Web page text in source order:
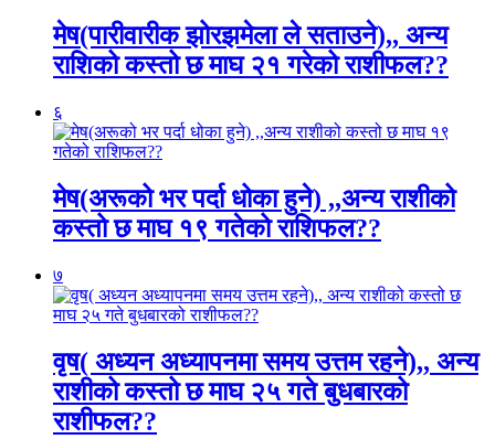
मेष(पारीवारीक झोरझमेला ले सताउने),, अन्य
राशिको कस्तो छ माघ २१ गरेको राशीफल??
६
मेष(अरूको भर पर्दा धोका हुने) ,,अन्य राशीको
कस्तो छ माघ १९ गतेको राशिफल??
७
वृष( अध्यन अध्यापनमा समय उत्तम रहने),, अन्य
राशीको कस्तो छ माघ २५ गते बुधबारको
राशीफल??